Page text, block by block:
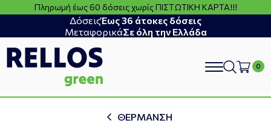
Πληρωμή έως 60 δόσεις χωρίς ΠΙΣΤΩΤΙΚΗ ΚΑΡΤΑ!!!
ΔόσειςΈως 36 άτοκες δόσεις
ΜεταφορικάΣε όλη την Ελλάδα
search
ΘΕΡΜΑΝΣΗ